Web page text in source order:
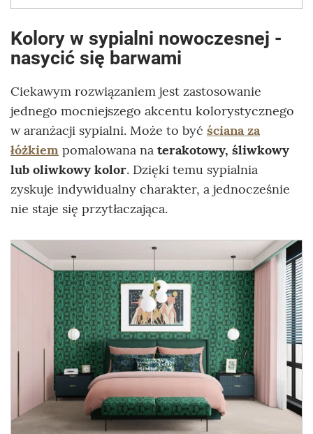
Kolory w sypialni nowoczesnej -
nasycić się barwami
Ciekawym rozwiązaniem jest zastosowanie
jednego mocniejszego akcentu kolorystycznego
w aranżacji sypialni. Może to być ściana za
łóżkiem pomalowana na terakotowy, śliwkowy
lub oliwkowy kolor. Dzięki temu sypialnia
zyskuje indywidualny charakter, a jednocześnie
nie staje się przytłaczająca.